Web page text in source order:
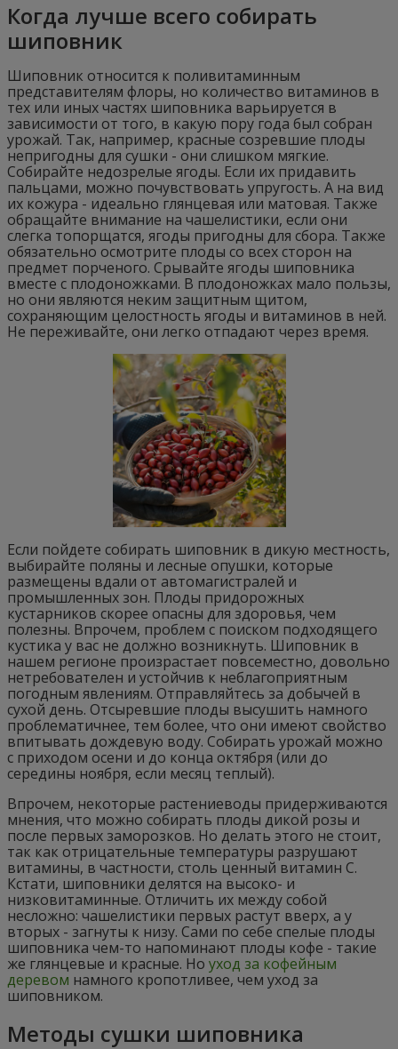
Когда лучше всего собирать
шиповник
Шиповник относится к поливитаминным
представителям флоры, но количество витаминов в
тех или иных частях шиповника варьируется в
зависимости от того, в какую пору года был собран
урожай. Так, например, красные созревшие плоды
непригодны для сушки - они слишком мягкие.
Собирайте недозрелые ягоды. Если их придавить
пальцами, можно почувствовать упругость. А на вид
их кожура - идеально глянцевая или матовая. Также
обращайте внимание на чашелистики, если они
слегка топорщатся, ягоды пригодны для сбора. Также
обязательно осмотрите плоды со всех сторон на
предмет порченого. Срывайте ягоды шиповника
вместе с плодоножками. В плодоножках мало пользы,
но они являются неким защитным щитом,
сохраняющим целостность ягоды и витаминов в ней.
Не переживайте, они легко отпадают через время.
Если пойдете собирать шиповник в дикую местность,
выбирайте поляны и лесные опушки, которые
размещены вдали от автомагистралей и
промышленных зон. Плоды придорожных
кустарников скорее опасны для здоровья, чем
полезны. Впрочем, проблем с поиском подходящего
кустика у вас не должно возникнуть. Шиповник в
нашем регионе произрастает повсеместно, довольно
нетребователен и устойчив к неблагоприятным
погодным явлениям. Отправляйтесь за добычей в
сухой день. Отсыревшие плоды высушить намного
проблематичнее, тем более, что они имеют свойство
впитывать дождевую воду. Собирать урожай можно
с приходом осени и до конца октября (или до
середины ноября, если месяц теплый).
Впрочем, некоторые растениеводы придерживаются
мнения, что можно собирать плоды дикой розы и
после первых заморозков. Но делать этого не стоит,
так как отрицательные температуры разрушают
витамины, в частности, столь ценный витамин С.
Кстати, шиповники делятся на высоко- и
низковитаминные. Отличить их между собой
несложно: чашелистики первых растут вверх, а у
вторых - загнуты к низу. Сами по себе спелые плоды
шиповника чем-то напоминают плоды кофе - такие
же глянцевые и красные. Но уход за кофейным
деревом намного кропотливее, чем уход за
шиповником.
Методы сушки шиповника